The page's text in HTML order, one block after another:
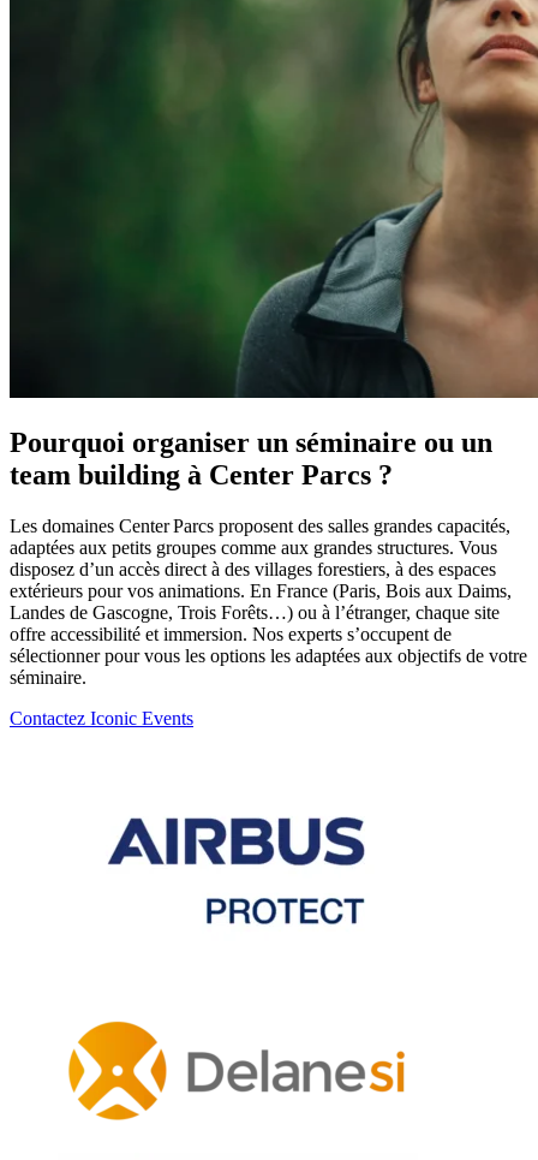
Pourquoi organiser un séminaire ou un
team building à Center Parcs ?
Les domaines Center Parcs proposent des salles grandes capacités,
adaptées aux petits groupes comme aux grandes structures. Vous
disposez d’un accès direct à des villages forestiers, à des espaces
extérieurs pour vos animations. En France (Paris, Bois aux Daims,
Landes de Gascogne, Trois Forêts…) ou à l’étranger, chaque site
offre accessibilité et immersion. Nos experts s’occupent de
sélectionner pour vous les options les adaptées aux objectifs de votre
séminaire.
Contactez Iconic Events